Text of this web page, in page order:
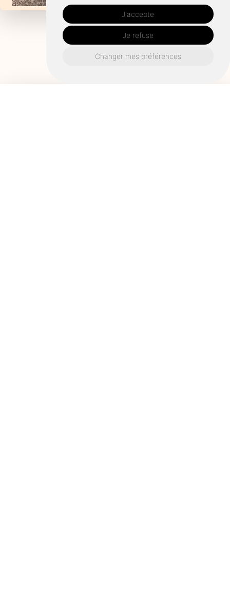
J'accepte
Je refuse
Changer mes préférences